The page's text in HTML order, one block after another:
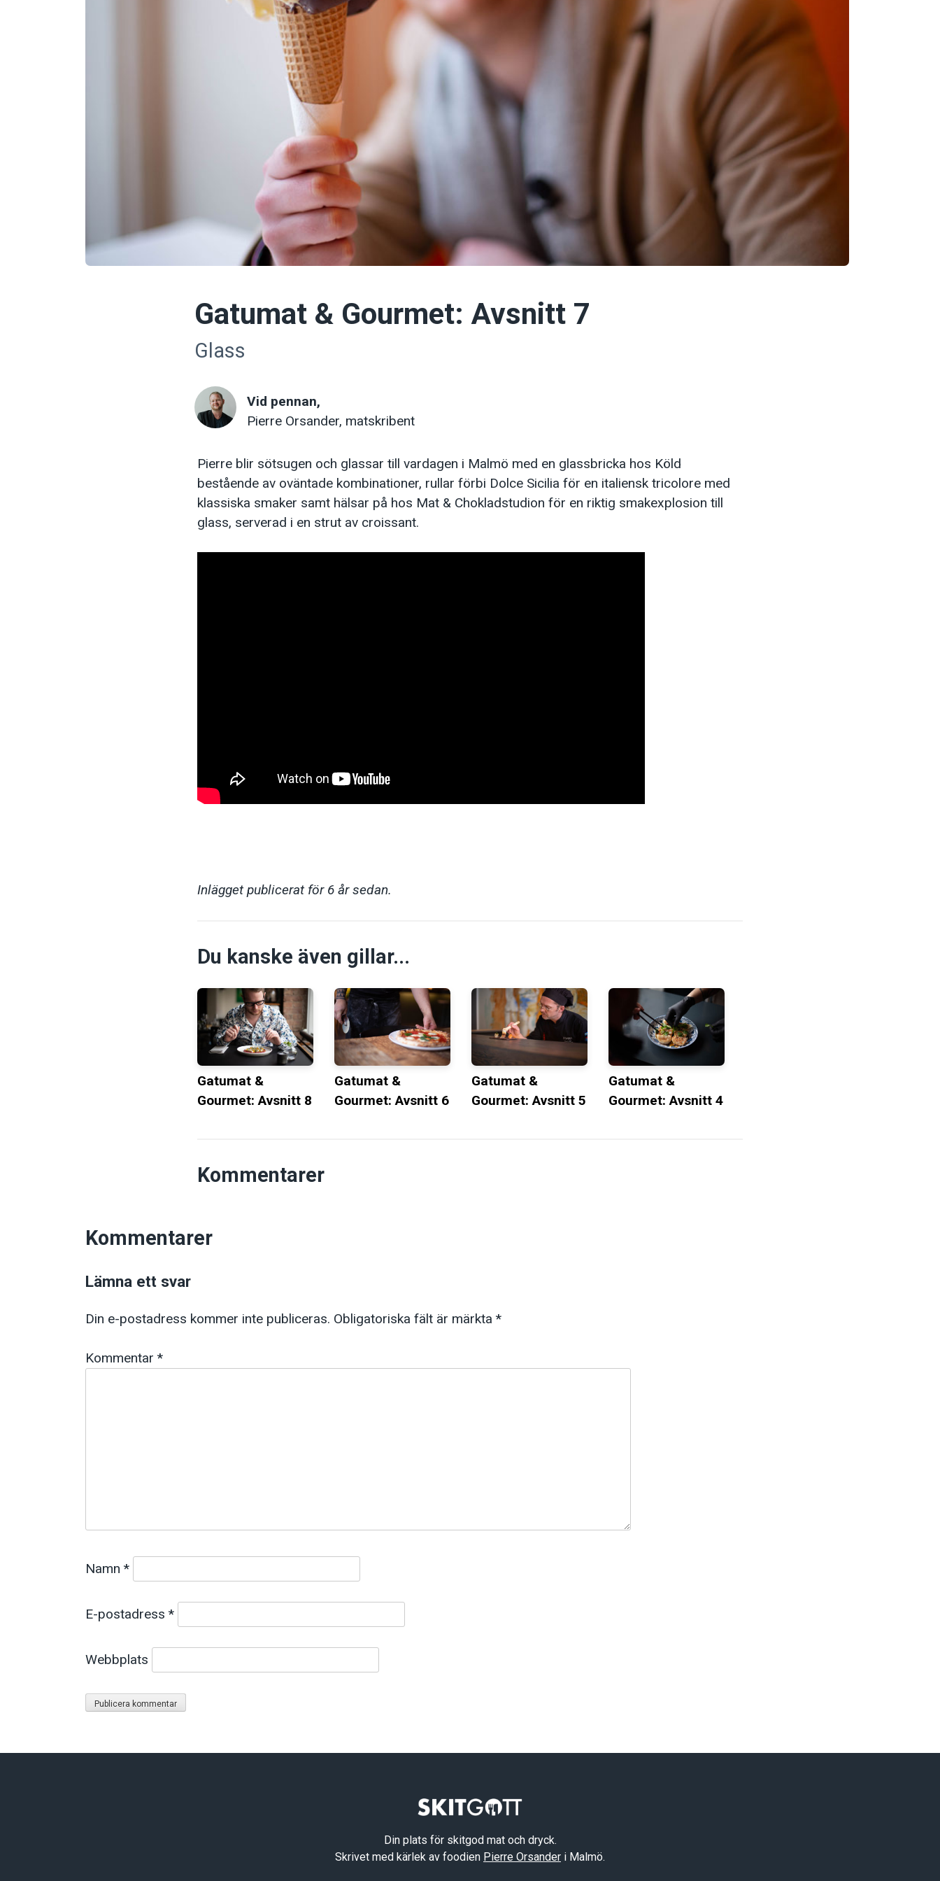
Gatumat & Gourmet: Avsnitt 7
Glass
Vid pennan,
Pierre Orsander, matskribent
Pierre blir sötsugen och glassar till vardagen i Malmö med en glassbricka hos Köld
bestående av oväntade kombinationer, rullar förbi Dolce Sicilia för en italiensk tricolore med
klassiska smaker samt hälsar på hos Mat & Chokladstudion för en riktig smakexplosion till
glass, serverad i en strut av croissant.
Inlägget publicerat för 6 år sedan.
Du kanske även gillar...
Gatumat &
Gourmet: Avsnitt 8
Gatumat &
Gourmet: Avsnitt 6
Gatumat &
Gourmet: Avsnitt 5
Gatumat &
Gourmet: Avsnitt 4
Kommentarer
Kommentarer
Lämna ett svar
Din e-postadress kommer inte publiceras. Obligatoriska fält är märkta *
Kommentar *
Namn *
E-postadress *
Webbplats
Din plats för skitgod mat och dryck.
Skrivet med kärlek av foodien Pierre Orsander i Malmö.